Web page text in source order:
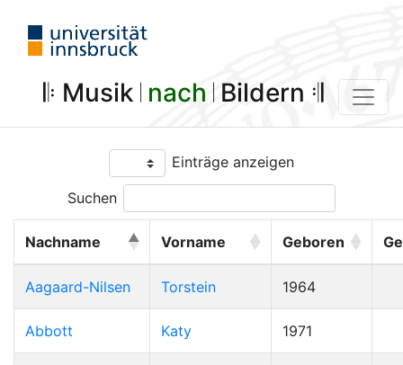
𝄆 Musik 𝄀 nach 𝄀 Bildern 𝄇
Einträge anzeigen
Suchen
Nachname Vorname Geboren
Aagaard-Nilsen Torstein 1964
Abbott Katy 1971